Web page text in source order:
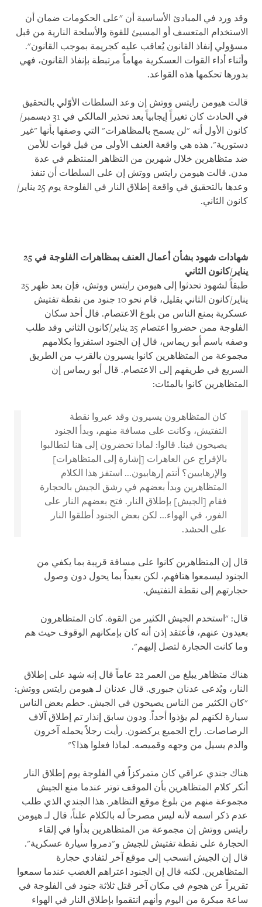
وقد ورد في المبادئ الأساسية أن "على الحكومات ضمان أن
الاستخدام المتعسف أو المسيئ للقوة والأسلحة النارية من قبل
مسؤولي إنفاذ القانون يُعاقب عليه كجريمة بموجب القانون".
وأثناء أداء القوات العسكرية مهاماً مرتبطة بإنفاذ القانون، فهي
بدورها تحكمها هذه القواعد.
قالت هيومن رايتس ووتش إن وعد السلطات الأوّلي بالتحقيق
في الحادث كان تغيراً إيجابياً بعد تحذير المالكي في 31 ديسمبر/
كانون الأول أنه "لن يسمح بالمظاهرات" التي وصفها بأنها "غير
دستورية". هذه هي واقعة العنف الأولى من قبل قوات للأمن
ضد متظاهرين خلال شهرين من التظاهر المنتظم في عدة
مدن. قالت هيومن رايتس ووتش إن على السلطات أن تنفذ
وعدها بالتحقيق في واقعة إطلاق النار في الفلوجة يوم 25 يناير/
كانون الثاني.
شهادات شهود بشأن أعمال العنف بمظاهرات الفلوجة في 25
يناير/كانون الثاني
طبقاً لشهود تحدثوا إلى هيومن رايتس ووتش، فإن بعد ظهر 25
يناير/كانون الثاني بقليل، قام نحو 10 جنود من نقطة تفتيش
عسكرية بمنع الناس من بلوغ الاعتصام. قال أحد سكان
الفلوجة ممن حضروا اعتصام 25 يناير/كانون الثاني وقد طلب
وصفه باسم أبو ريماس، قال إن الجنود استفزوا بكلامهم
مجموعة من المتظاهرين كانوا يسيرون بالقرب من الطريق
السريع في طريقهم إلى الاعتصام. قال أبو ريماس إن
المتظاهرين كانوا بالمئات:
كان المتظاهرون يسيرون وقد عبروا نقطة
التفتيش، وكانت على مسافة منهم، وبدأ الجنود
يصيحون فينا. قالوا: لماذا تحضرون إلى هنا لتطالبوا
بالإفراج عن العاهرات [إشارة إلى المتظاهرات]
والإرهابيين؟ أنتم إرهابيون... استفز هذا الكلام
المتظاهرين وبدأ بعضهم في رشق الجيش بالحجارة
فقام [الجيش] بإطلاق النار. فتح بعضهم النار على
الفور، في الهواء... لكن بعض الجنود أطلقوا النار
على الحشد.
قال إن المتظاهرين كانوا على مسافة قريبة بما يكفي من
الجنود ليسمعوا هتافهم، لكن بعيداً بما يحول دون وصول
حجارتهم إلى نقطة التفتيش.
قال: "استخدم الجيش الكثير من القوة. كان المتظاهرون
بعيدون عنهم، فأعتقد إذن أنه كان بإمكانهم الوقوف حيث هم
وما كانت الحجارة لتصل إليهم".
هناك متظاهر يبلغ من العمر 22 عاماً قال إنه شهد على إطلاق
النار، ويُدعى عدنان جبوري. قال عدنان لـ هيومن رايتس ووتش:
"كان الكثير من الناس يصيحون في الجيش. حطم بعض الناس
سيارة لكنهم لم يؤذوا أحداً. ودون سابق إنذار تم إطلاق آلاف
الرصاصات. راح الجميع يركضون. رأيت رجلاً يحمله آخرون
والدم يسيل من وجهه وقميصه. لماذا فعلوا هذا؟"
هناك جندي عراقي كان متمركزاً في الفلوجة يوم إطلاق النار
أنكر كلام المتظاهرين بأن الموقف توتر عندما منع الجيش
مجموعة منهم من بلوغ موقع التظاهر. هذا الجندي الذي طلب
عدم ذكر اسمه لأنه ليس مصرحاً له بالكلام علناً، قال لـ هيومن
رايتس ووتش إن مجموعة من المتظاهرين بدأوا في إلقاء
الحجارة على نقطة تفتيش للجيش و"دمروا سيارة عسكرية".
قال إن الجيش انسحب إلى موقع آخر لتفادي حجارة
المتظاهرين. لكنه قال إن الجنود اعتراهم الغضب عندما سمعوا
تقريراً عن هجوم في مكان آخر قتل ثلاثة جنود في الفلوجة في
ساعة مبكرة من اليوم وأنهم انتقموا بإطلاق النار في الهواء